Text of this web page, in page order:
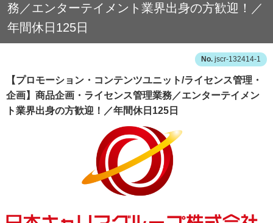
務／エンターテイメント業界出身の方歓迎！／
年間休日125日
jscr-132414-1
【プロモーション・コンテンツユニット/ライセンス管理・
企画】商品企画・ライセンス管理業務／エンターテイメン
ト業界出身の方歓迎！／年間休日125日